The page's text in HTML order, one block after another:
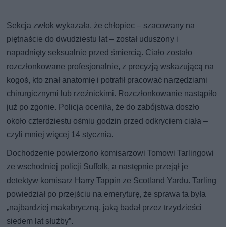
Sekcja zwłok wykazała, że chłopiec – szacowany na
piętnaście do dwudziestu lat – został uduszony i
napadnięty seksualnie przed śmiercią. Ciało zostało
rozczłonkowane profesjonalnie, z precyzją wskazującą na
kogoś, kto znał anatomię i potrafił pracować narzędziami
chirurgicznymi lub rzeźnickimi. Rozczłonkowanie nastąpiło
już po zgonie. Policja oceniła, że do zabójstwa doszło
około czterdziestu ośmiu godzin przed odkryciem ciała –
czyli mniej więcej 14 stycznia.
Dochodzenie powierzono komisarzowi Tomowi Tarlingowi
ze wschodniej policji Suffolk, a następnie przejął je
detektyw komisarz Harry Tappin ze Scotland Yardu. Tarling
powiedział po przejściu na emeryturę, że sprawa ta była
„najbardziej makabryczną, jaką badał przez trzydzieści
siedem lat służby”.